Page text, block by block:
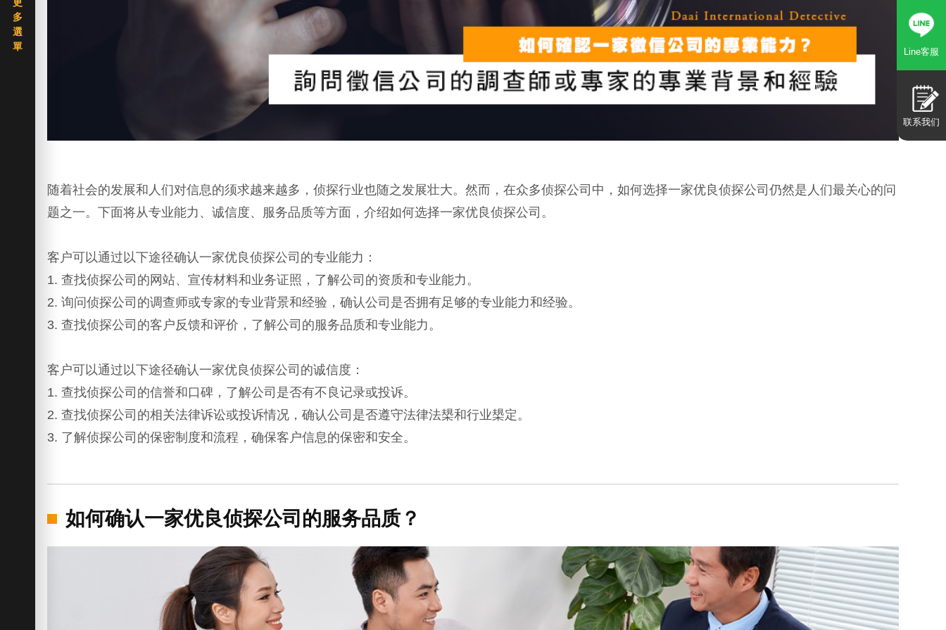
随着社会的发展和人们对信息的须求越来越多，侦探行业也随之发展壮大。然而，在众多侦探公司中，如何选择一家优良侦探公司仍然是人们最关心的问
题之一。下面将从专业能力、诚信度、服务品质等方面，介绍如何选择一家优良侦探公司。
客户可以通过以下途径确认一家优良侦探公司的专业能力：
1. 查找侦探公司的网站、宣传材料和业务证照，了解公司的资质和专业能力。
2. 询问侦探公司的调查师或专家的专业背景和经验，确认公司是否拥有足够的专业能力和经验。
3. 查找侦探公司的客户反馈和评价，了解公司的服务品质和专业能力。
客户可以通过以下途径确认一家优良侦探公司的诚信度：
1. 查找侦探公司的信誉和口碑，了解公司是否有不良记录或投诉。
2. 查找侦探公司的相关法律诉讼或投诉情况，确认公司是否遵守法律法槼和行业槼定。
3. 了解侦探公司的保密制度和流程，确保客户信息的保密和安全。
如何确认一家优良侦探公司的服务品质？
Line客服
联系我们